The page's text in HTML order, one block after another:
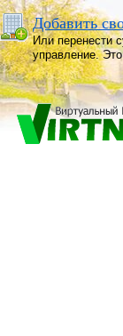
Добавить
Или перенести
управление.